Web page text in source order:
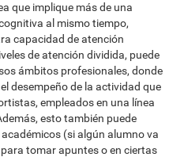
que implique más de una
al mismo tiempo,
capacidad de atención
de atención dividida, puede
ámbitos profesionales, donde
desempeño de la actividad que
empleados en una línea
esto también puede
(si algún alumno va
tomar apuntes o en ciertas